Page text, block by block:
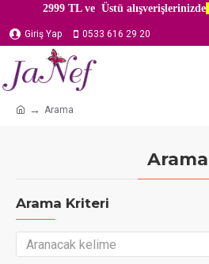
2999 TL ve Üstü alışverişlerinizde
Giriş Yap 0533 616 29 20
Arama
Arama
Arama Kriteri